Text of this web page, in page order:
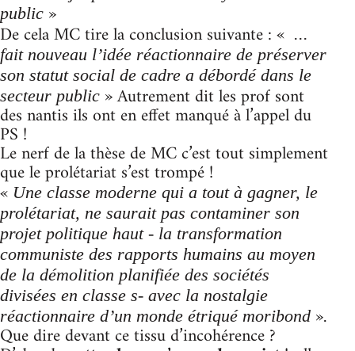
public »
De cela MC tire la conclusion suivante : « ...
fait nouveau l’idée réactionnaire de préserver
son statut social de cadre a débordé dans le
secteur public » Autrement dit les prof sont
des nantis ils ont en effet manqué à l’appel du
PS !
Le nerf de la thèse de MC c’est tout simplement
que le prolétariat s’est trompé !
« Une classe moderne qui a tout à gagner, le
prolétariat, ne saurait pas contaminer son
projet politique haut - la transformation
communiste des rapports humains au moyen
de la démolition planifiée des sociétés
divisées en classe s- avec la nostalgie
réactionnaire d’un monde étriqué moribond ».
Que dire devant ce tissu d’incohérence ?